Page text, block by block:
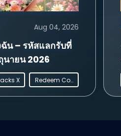
Aug 04, 2026
น – รหัสแลกรับที่
นายน 2026
X Redeem Codes